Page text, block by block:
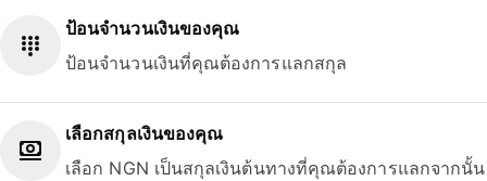
ป้อนจำนวนเงินของคุณ
ป้อนจำนวนเงินที่คุณต้องการแลกสกุล
เลือกสกุลเงินของคุณ
เลือก NGN เป็นสกุลเงินต้นทางที่คุณต้องการแลกจากนั้น